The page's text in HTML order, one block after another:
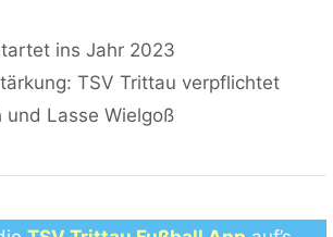
ins Jahr 2023
TSV Trittau verpflichtet
und Lasse Wielgoß